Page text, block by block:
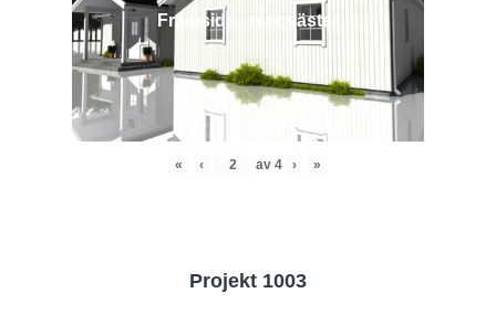
Framsida - mot väster
« ‹ av 4 › »
Projekt 1003